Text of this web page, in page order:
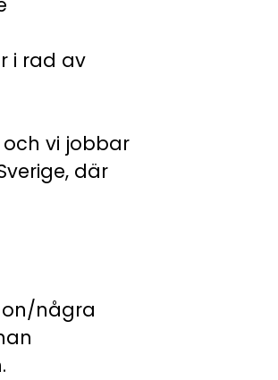
i rad av
vi jobbar
där
några